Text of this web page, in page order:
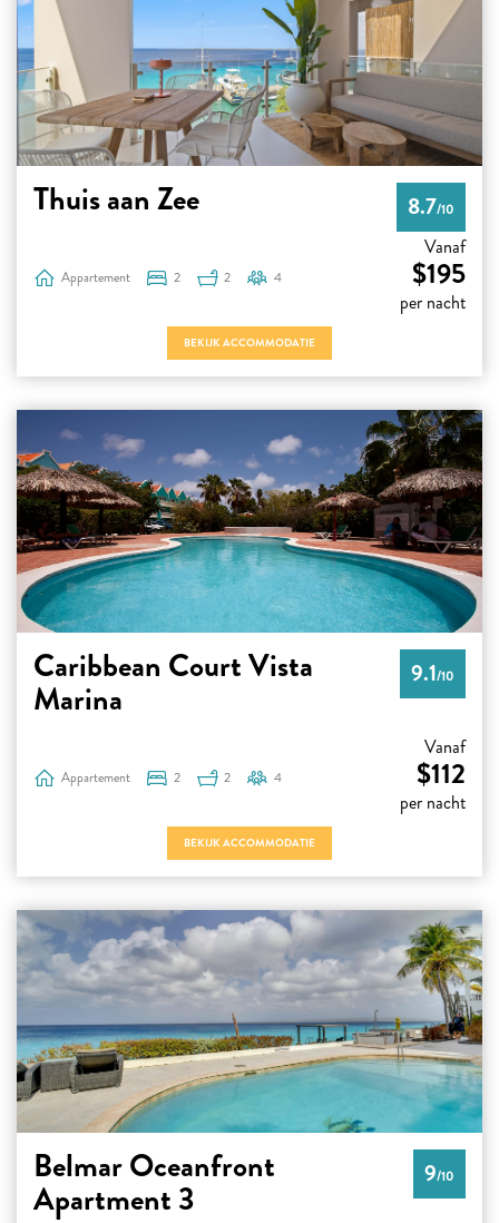
Thuis aan Zee 8.7/10
Appartement 2 2 4
Vanaf
$195
per nacht
BEKIJK ACCOMMODATIE
Caribbean Court Vista
Marina
9.1/10
Appartement 2 2 4
Vanaf
$112
per nacht
BEKIJK ACCOMMODATIE
Belmar Oceanfront
Apartment 3
9/10